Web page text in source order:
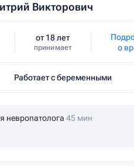
Викторович
от 18 лет
принимает
о
Работает с беременными
невропатолога 45 мин